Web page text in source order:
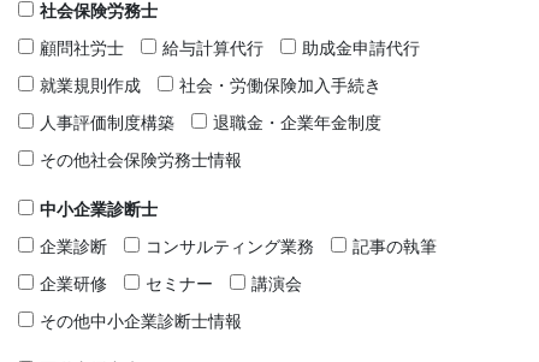
社会保険労務士
顧問社労士
給与計算代行
助成金申請代行
就業規則作成
社会・労働保険加入手続き
人事評価制度構築
退職金・企業年金制度
その他社会保険労務士情報
中小企業診断士
企業診断
コンサルティング業務
記事の執筆
企業研修
セミナー
講演会
その他中小企業診断士情報